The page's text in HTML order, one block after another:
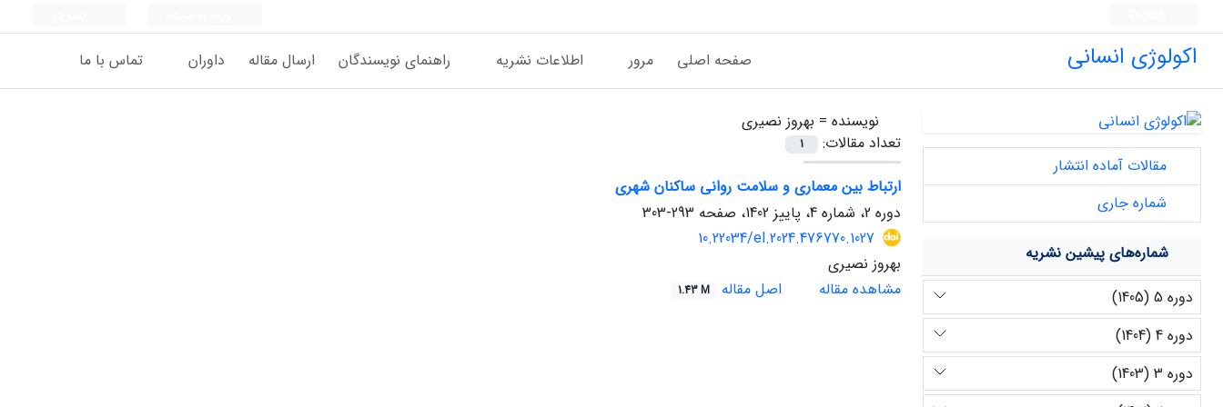
اکولوژی انسانی صفحه اصلی مرور اطلاعات نشریه راهنمای نویسندگان ارسال مقاله داوران تماس با ما
نویسنده = بهروز نصیری
تعداد مقالات:
1
ارتباط بین معماری و سلامت روانی ساکنان شهری
دوره 2، شماره 4، پاییز 1402، صفحه
293-303
10.22034/el.2024.476770.1027
بهروز نصیری
مشاهده مقاله
اصل مقاله 1.43 M
مقالات آماده انتشار
شماره جاری
شماره‌های پیشین نشریه
دوره 5 (1405)
دوره 4 (1404)
دوره 3 (1403)